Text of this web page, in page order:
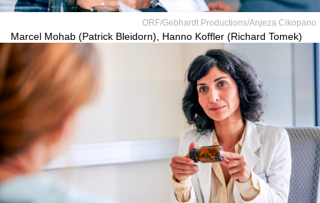
ORF/Gebhardt Productions/Anjeza Cikopano
Marcel Mohab (Patrick Bleidorn), Hanno Koffler (Richard Tomek)